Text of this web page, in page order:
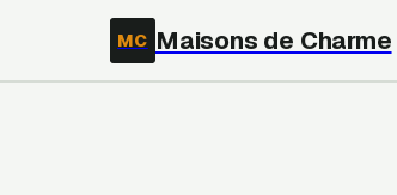
MC Maisons de Charme